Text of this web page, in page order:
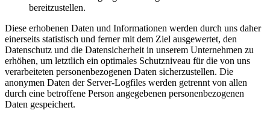
bereitzustellen.
Diese erhobenen Daten und Informationen werden durch uns daher
einerseits statistisch und ferner mit dem Ziel ausgewertet, den
Datenschutz und die Datensicherheit in unserem Unternehmen zu
erhöhen, um letztlich ein optimales Schutzniveau für die von uns
verarbeiteten personenbezogenen Daten sicherzustellen. Die
anonymen Daten der Server-Logfiles werden getrennt von allen
durch eine betroffene Person angegebenen personenbezogenen
Daten gespeichert.